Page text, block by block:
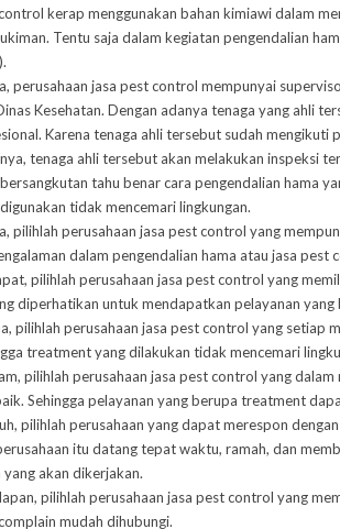
kerap menggunakan bahan kimiawi dalam
Tentu saja dalam kegiatan pengendalian
perusahaan jasa pest control mempunyai
Kesehatan. Dengan adanya tenaga yang ahli
Karena tenaga ahli tersebut sudah mengikuti
tenaga ahli tersebut akan melakukan inspeksi
tahu benar cara pengendalian hama
tidak mencemari lingkungan.
pilihlah perusahaan jasa pest control yang
dalam pengendalian hama atau jasa pest
pilihlah perusahaan jasa pest control yang
diperhatikan untuk mendapatkan pelayanan yang
pilihlah perusahaan jasa pest control yang setiap
treatment yang dilakukan tidak mencemari
pilihlah perusahaan jasa pest control yang
Sehingga pelayanan yang berupa treatment
pilihlah perusahaan yang dapat merespon
itu datang tepat waktu, ramah, dan
yang akan dikerjakan.
pilihlah perusahaan jasa pest control yang
mudah dihubungi.